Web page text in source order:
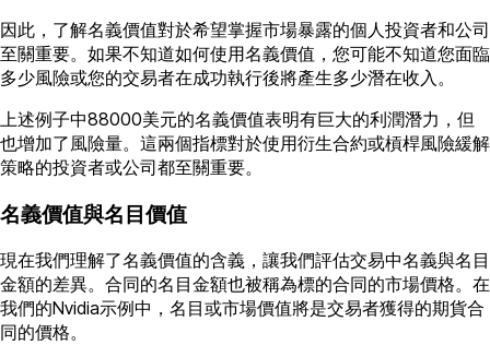
因此，了解名義價值對於希望掌握市場暴露的個人投資者和公司
至關重要。如果不知道如何使用名義價值，您可能不知道您面臨
多少風險或您的交易者在成功執行後將產生多少潛在收入。
上述例子中88000美元的名義價值表明有巨大的利潤潛力，但
也增加了風險量。這兩個指標對於使用衍生合約或槓桿風險緩解
策略的投資者或公司都至關重要。
名義價值與名目價值
現在我們理解了名義價值的含義，讓我們評估交易中名義與名目
金額的差異。合同的名目金額也被稱為標的合同的市場價格。在
我們的Nvidia示例中，名目或市場價值將是交易者獲得的期貨合
同的價格。